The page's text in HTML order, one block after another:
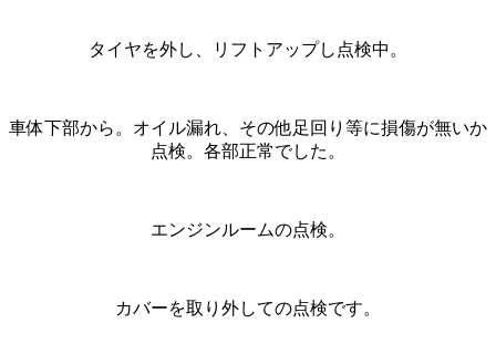
タイヤを外し、リフトアップし点検中。
車体下部から。オイル漏れ、その他足回り等に損傷が無いか
点検。各部正常でした。
エンジンルームの点検。
カバーを取り外しての点検です。